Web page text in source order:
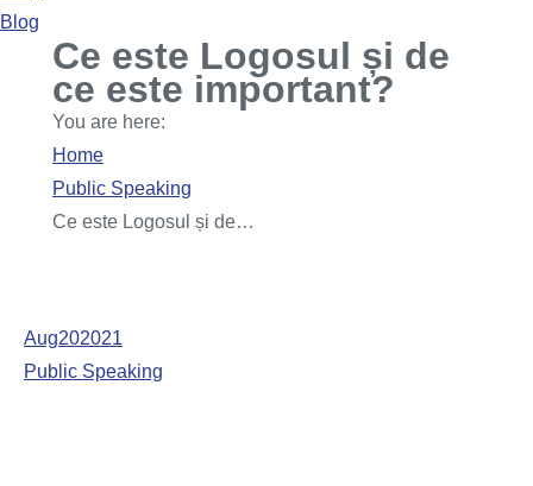
Blog
Ce este Logosul și de
ce este important?
You are here:
Home
Public Speaking
Ce este Logosul și de…
Aug202021
Public Speaking